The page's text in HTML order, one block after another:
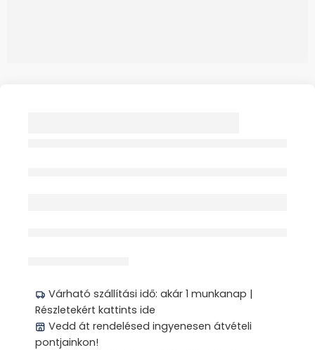
Várható szállítási idő: akár 1 munkanap |
Részletekért kattints ide
Vedd át rendelésed ingyenesen átvételi
pontjainkon!